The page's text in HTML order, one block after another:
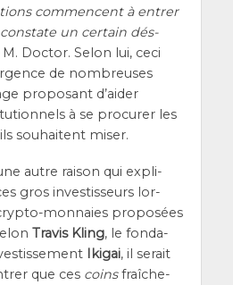
com­mencent à entrer
un cer­tain dés­
Doc­tor. Selon lui, ceci
de nom­breuses
pro­po­sant d’ai­der
à se pro­cu­rer les
sou­haitent miser.
autre rai­son qui expli­
gros inves­tis­seurs lor­
mon­naies pro­po­sées
Tra­vis Kling, le fon­da­
Iki­gai, il serait
que ces coinsfraî­che­